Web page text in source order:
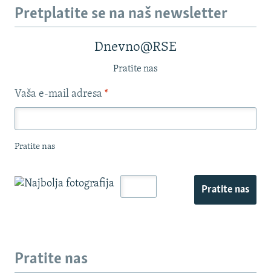
Pretplatite se na naš newsletter
Dnevno@RSE
Pratite nas
Vaša e-mail adresa *
Pratite nas
Pratite nas
Pratite nas